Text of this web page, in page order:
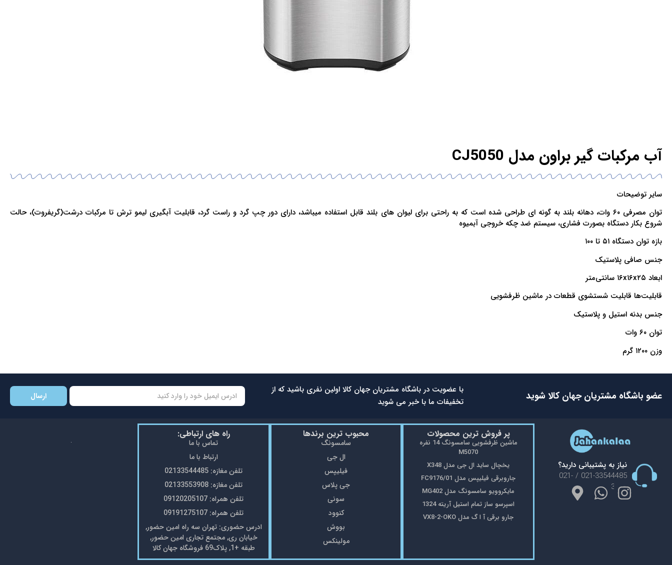
آب مرکبات گیر براون مدل CJ5050
سایر توضیحات
توان مصرفی ۶۰ وات، دهانه بلند به گونه ای طراحی شده است که به راحتی برای لیوان های بلند قابل استفاده میباشد، دارای دور چپ گرد و راست گرد، قابلیت آبگیری لیمو ترش تا مرکبات درشت(گریفروت)، حالت
شروع بکار دستگاه بصورت فشاری، سیستم ضد چکه خروجی آبمیوه
بازه توان دستگاه ۵۱ تا ۱۰۰
جنس صافی پلاستیک
ابعاد ۱۶x۱۶x۲۵ سانتی‌متر
قابلیت‌ها قابلیت شستشوی قطعات در ماشین ظرفشویی
جنس بدنه استیل و پلاستیک
توان ۶۰ وات
وزن ۱۲۰۰ گرم
عضو باشگاه مشتریان جهان کالا شوید
با عضویت در باشگاه مشتریان جهان کالا اولین نفری باشید که از
تخفیفات ما با خبر می شوید
ارسال
نیاز به پشتیبانی دارید؟
021-33544485 / 021-
33553908
پر فروش ترین محصولات
ماشین ظرفشویی سامسونگ 14 نفره
M5070
یخچال ساید ال جی مدل X348
جاروبرقی فیلیپس مدل FC9176/01
مایکروویو سامسونگ مدل MG402
اسپرسو ساز تمام استیل آریته 1324
جارو برقی آ ا گ مدل VX8-2-OKO
محبوب ترین برندها
سامسونگ
ال جی
فیلیپس
جی پلاس
سونی
کنوود
بووش
مولینکس
راه های ارتباطی:
تماس با ما
ارتباط با ما
تلفن مغازه: 02133544485
تلفن مغازه: 02133553908
تلفن همراه: 09120205107
تلفن همراه: 09191275107
ادرس حضوری: تهران سه راه امین حضور,
خیابان ری, مجتمع تجاری امین حضور,
طبقه +1, پلاک69 فروشگاه جهان کالا